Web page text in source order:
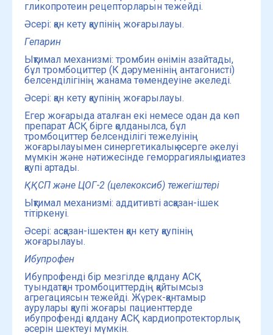
гликопротеин рецепторларын тежейді.
Әсері: қан кету қаупінің жоғарылауы.
Гепарин
Ықтимал механизмі: тромбин өнімін азайтады,
бұл тромбоциттер (К дәруменінің антагонисті)
белсенділігінің жанама төмендеуіне әкеледі.
Әсері: қан кету қаупінің жоғарылауы.
Егер жоғарыда аталған екі немесе одан да көп
препарат АСҚ бірге қолданылса, бұл
тромбоциттер белсенділігі тежелуінің
жоғарылауымен синергетикалық әсерге әкелуі
мүмкін және нәтижесінде геморрагиялық диатез
қаупі артады.
ҚҚСП және ЦОГ-2 (целекоксиб) тежегіштері
Ықтимал механизмі: аддитивті асқазан-ішек
тітіркенуі.
Әсері: асқазан-ішектен қан кету қаупінің
жоғарылауы.
Ибупрофен
Ибупрофенді бір мезгілде қолдану АСҚ
туындатқан тромбоциттердің қайтымсыз
агрегациясын тежейді. Жүрек-қантамыр
аурулары қаупі жоғары пациенттерде
ибупрофенді қолдану АСҚ кардиопротекторлық
әсерін шектеуі мүмкін.